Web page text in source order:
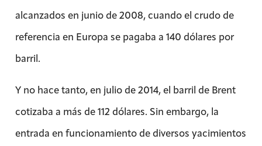
alcanzados en junio de 2008, cuando el crudo de
referencia en Europa se pagaba a 140 dólares por
barril.
Y no hace tanto, en julio de 2014, el barril de Brent
cotizaba a más de 112 dólares. Sin embargo, la
entrada en funcionamiento de diversos yacimientos